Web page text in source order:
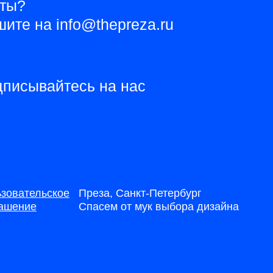
Преза, Санкт-Петербург
Спасем от мук выбора дизайна
на info@thepreza.ru
на нас